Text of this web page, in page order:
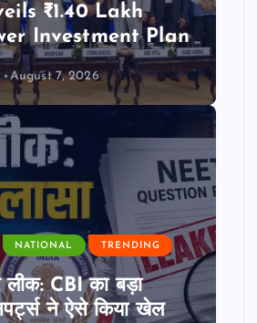
₹1.40 Lakh
Investment Plan
August 7, 2026
NATIONAL TRENDING
CBI का बड़ा
ने ऐसे किया खेल